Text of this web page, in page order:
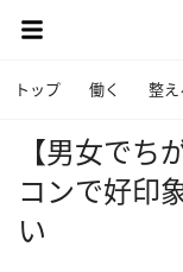
トップ 働く 整え
【男女で
コンで好印
い